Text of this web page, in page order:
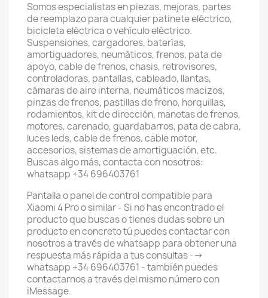
Somos especialistas en piezas, mejoras, partes
de reemplazo para cualquier patinete eléctrico,
bicicleta eléctrica o vehículo eléctrico.
Suspensiones, cargadores, baterías,
amortiguadores, neumáticos, frenos, pata de
apoyo, cable de frenos, chasis, retrovisores,
controladoras, pantallas, cableado, llantas,
cámaras de aire interna, neumáticos macizos,
pinzas de frenos, pastillas de freno, horquillas,
rodamientos, kit de dirección, manetas de frenos,
motores, carenado, guardabarros, pata de cabra,
luces leds, cable de frenos, cable motor,
accesorios, sistemas de amortiguación, etc.
Buscas algo más, contacta con nosotros:
whatsapp +34 696403761
Pantalla o panel de control compatible para
Xiaomi 4 Pro o similar - Si no has encontrado el
producto que buscas o tienes dudas sobre un
producto en concreto tú puedes contactar con
nosotros a través de whatsapp para obtener una
respuesta más rápida a tus consultas -->
whatsapp +34 696403761 - también puedes
contactarnos a través del mismo número con
iMessage.